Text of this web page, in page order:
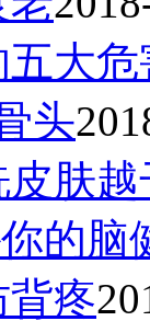
大危
头
肤越
的脑
疼